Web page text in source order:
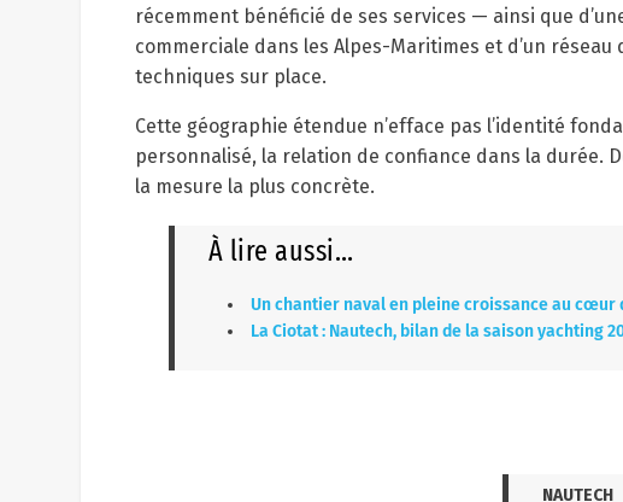
récemment bénéficié de ses services — ainsi que
commerciale dans les Alpes-Maritimes et d’un
techniques sur place.
Cette géographie étendue n’efface pas l’identité
personnalisé, la relation de confiance dans la durée.
la mesure la plus concrète.
À lire aussi…
Un chantier naval en pleine croissance au cœur
La Ciotat : Nautech, bilan de la saison yachting
NAUTECH